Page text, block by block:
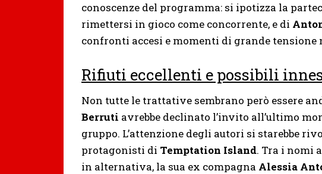
conoscenze del programma: si ipotizza la
rimettersi in gioco come concorrente, e di
confronti accesi e momenti di grande
Rifiuti eccellenti e possibili
Non tutte le trattative sembrano però essere
Berruti avrebbe declinato l’invito all’ultimo
gruppo. L’attenzione degli autori si starebbe
protagonisti di Temptation Island. Tra i nomi
in alternativa, la sua ex compagna Alessia